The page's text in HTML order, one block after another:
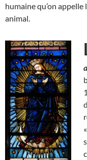
humaine qu’on appelle
animal.